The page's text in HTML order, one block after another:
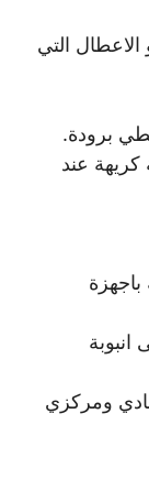
التي
برودة.
عند
باجهزة
ومركزي